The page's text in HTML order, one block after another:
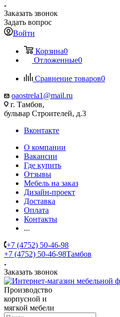
Заказать звонок
Задать вопрос
Войти
Корзина0
Отложенные0
Сравнение товаров0
oaostrela1@mail.ru
г. Тамбов,
бульвар Строителей, д.3
Вконтакте
О компании
Вакансии
Где купить
Отзывы
Мебель на заказ
Дизайн-проект
Доставка
Оплата
Контакты
...
+7 (4752) 50-46-98
+7 (4752) 50-46-98Тамбов
Заказать звонок
Производство
корпусной и
мягкой мебели